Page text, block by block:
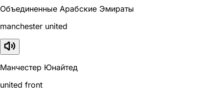
Объединенные Арабские Эмираты
manchester united
Манчестер Юнайтед
united front